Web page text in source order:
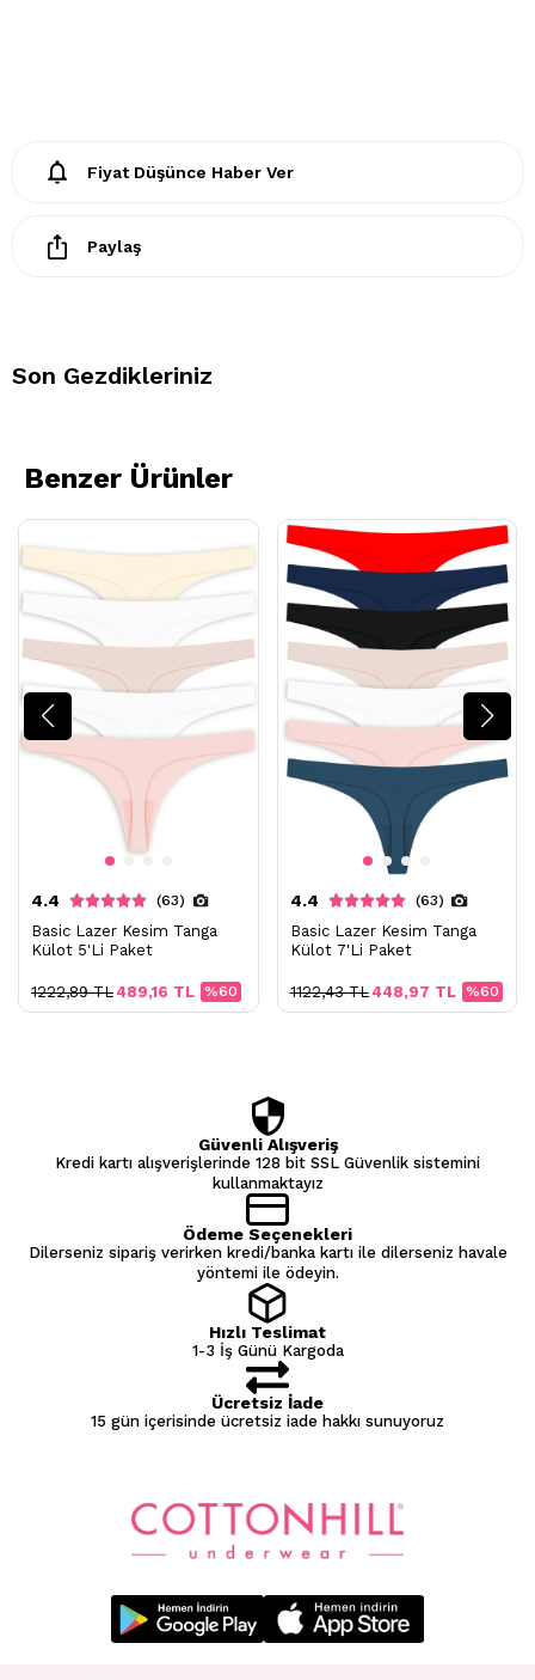
Fiyat Düşünce Haber Ver
Paylaş
Son Gezdikleriniz
Benzer Ürünler
4.4 (63)
Basic Lazer Kesim Tanga
Külot 5'Li Paket
%60
489,16 TL
1222,89 TL
4.4 (63)
Basic Lazer Kesim Tanga
Külot 7'Li Paket
%60
448,97 TL
1122,43 TL
Güvenli Alışveriş
Kredi kartı alışverişlerinde 128 bit SSL Güvenlik sistemini
kullanmaktayız
Ödeme Seçenekleri
Dilerseniz sipariş verirken kredi/banka kartı ile dilerseniz havale
yöntemi ile ödeyin.
Hızlı Teslimat
1-3 İş Günü Kargoda
Ücretsiz İade
15 gün içerisinde ücretsiz iade hakkı sunuyoruz